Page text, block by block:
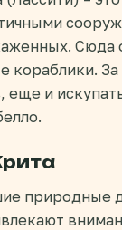
Сюда
кораблики.
и
природные